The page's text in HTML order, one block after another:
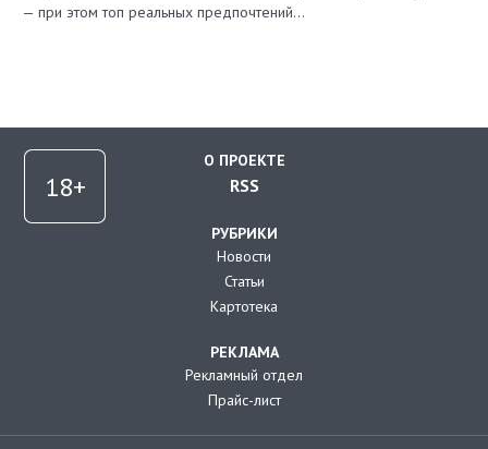
— при этом топ реальных предпочтений…
О ПРОЕКТЕ
RSS
РУБРИКИ
Новости
Статьи
Картотека
РЕКЛАМА
Рекламный отдел
Прайс-лист